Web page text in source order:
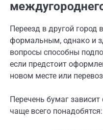
Переезд в другой город
формальным, однако и
вопросы способны
если предстоит
новом месте или
Перечень бумаг зависит
чаще всего понадобятся: